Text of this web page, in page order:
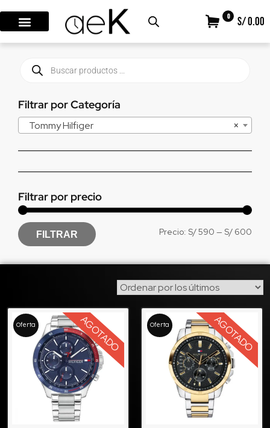
0 S/ 0.00
Filtrar por Categoría
×
Tommy Hilfiger
Filtrar por precio
FILTRAR Precio: S/ 590 — S/ 600
Oferta AGOTADO Oferta AGOTADO